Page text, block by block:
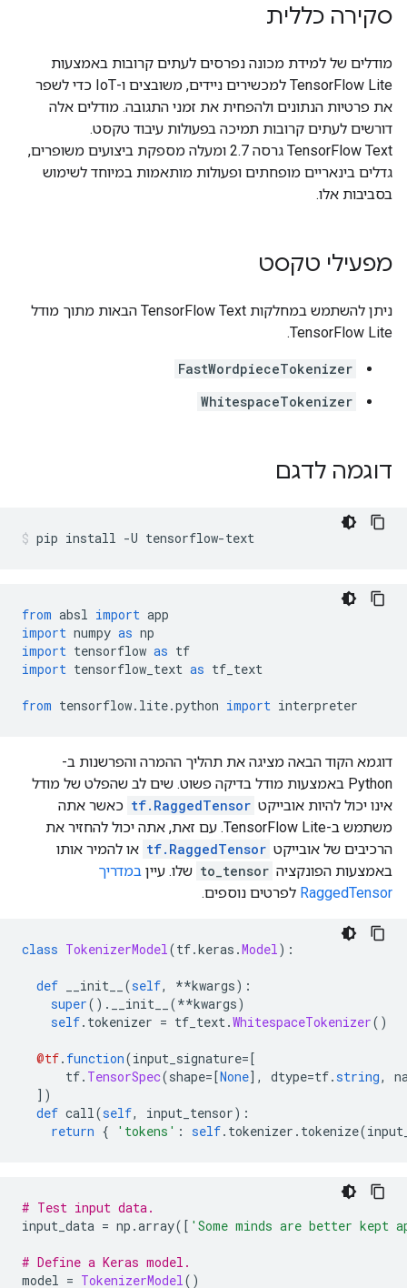
סקירה כללית
מודלים של למידת מכונה נפרסים לעתים קרובות באמצעות
TensorFlow Lite למכשירים ניידים, משובצים ו-IoT כדי לשפר
את פרטיות הנתונים ולהפחית את זמני התגובה. מודלים אלה
דורשים לעתים קרובות תמיכה בפעולות עיבוד טקסט.
TensorFlow Text גרסה 2.7 ומעלה מספקת ביצועים משופרים,
גדלים בינאריים מופחתים ופעולות מותאמות במיוחד לשימוש
בסביבות אלו.
מפעילי טקסט
ניתן להשתמש במחלקות TensorFlow Text הבאות מתוך מודל
TensorFlow Lite.
FastWordpieceTokenizer
WhitespaceTokenizer
דוגמה לדגם
pip install -U tensorflow-text
from absl import app
import numpy as np
import tensorflow as tf
import tensorflow_text as tf_text
from tensorflow. lite.python import interpreter
דוגמא הקוד הבאה מציגה את תהליך ההמרה והפרשנות ב-
Python באמצעות מודל בדיקה פשוט. שים לב שהפלט של מודל
אינו יכול להיות אובייקט tf.RaggedTensor כאשר אתה
משתמש ב-TensorFlow Lite. עם זאת, אתה יכול להחזיר את
הרכיבים של אובייקט tf.RaggedTensor או להמיר אותו
באמצעות הפונקציה to_tensor שלו. עיין במדריך
RaggedTensor לפרטים נוספים.
class TokenizerModel(tf.keras .Model):
def __init__ (self, **kwargs):
super(). __init__ (**kwargs)
self. tokenizer = tf_text.WhitespaceTokenizer()
@tf. function(input_signature=[
tf. TensorSpec(shape=[None], dtype=tf.string,
])
def call(self, input_tensor):
return { 'tokens' : self. tokenizer . tokenize(
# Test input data.
input_data = np .array([ 'Some minds are better kept
# Define a Keras model.
model = TokenizerModel()